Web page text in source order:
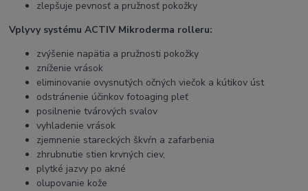
zlepšuje pevnosť a pružnosť pokožky
Vplyvy systému ACTIV Mikroderma rolleru:
zvýšenie napätia a pružnosti pokožky
zníženie vrások
eliminovanie ovysnutých očných viečok a kútikov úst
odstránenie účinkov fotoaging pleť
posilnenie tvárových svalov
vyhladenie vrások
zjemnenie stareckých škvŕn a zafarbenia
zhrubnutie stien krvných ciev,
plytké jazvy po akné
olupovanie kože